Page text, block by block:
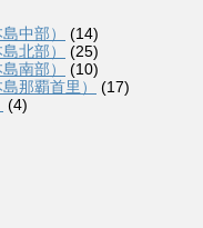
中部）
(14)
北部）
(25)
南部）
(10)
那覇首里）
(17)
(4)